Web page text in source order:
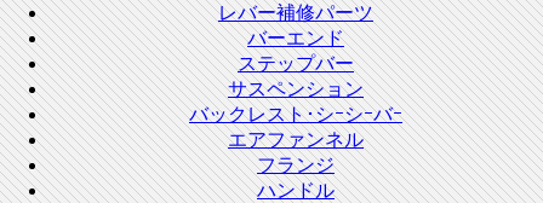
レバー補修パーツ
バーエンド
ステップバー
サスペンション
バックレスト･シｰシｰバｰ
エアファンネル
フランジ
ハンドル